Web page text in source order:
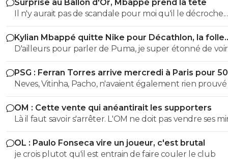
Surprise au Ballon d'Or, Mbappé prend la tête
Il n'y aurait pas de scandale pour moi qu'il le décroche.
Meilleur buteur coupe du monde, meilleur buteur
Kylian Mbappé quitte Nike pour Décathlon, la folle
rumeur
D'ailleurs pour parler de Puma, je super étonné de
maillots être de vrai serpillère apres 20min de jeu. J'ai
le match de l'OM hier et les maillots collaient
corps en seulement 15min de jeu. En terme de confort
mieux. Et c'est pas nouveau, ca fait déjà plusieurs années
que je remarque ca.
PSG : Ferran Torres arrive mercredi à Paris pour
Neves, Vitinha, Pacho, n'avaient également rien prouvé
OM : Cette vente qui anéantirait les supporters
Là il faut savoir s'arrêter. L'OM ne doit pas vendre ses
qui risquent d'éclater cette saison. Vendre Mmadi
tirer 1 million d'euros à Villareal stop. Qui sait si Mmadi
vaudra pas 20 ou plus en fin de saison???
OL : Paulo Fonseca vire un joueur, c'est brutal
je crois plutot qu'il est entrain de faire couler le club